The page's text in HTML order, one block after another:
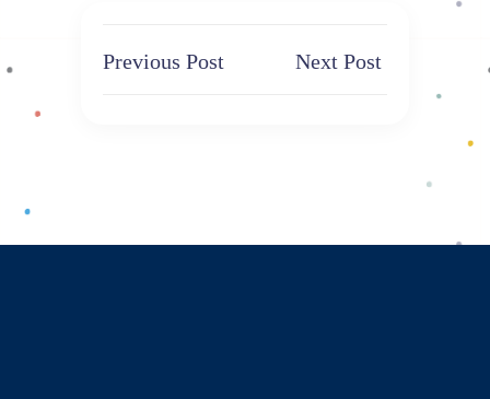
Previous Post Next Post